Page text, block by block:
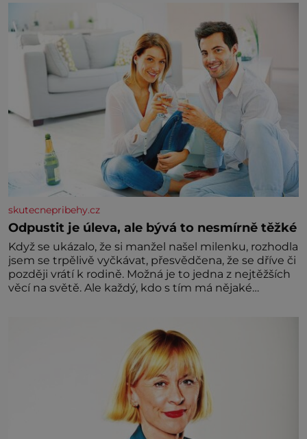
skutecnepribehy.cz
Odpustit je úleva, ale bývá to nesmírně těžké
Když se ukázalo, že si manžel našel milenku, rozhodla
jsem se trpělivě vyčkávat, přesvědčena, že se dříve či
později vrátí k rodině. Možná je to jedna z nejtěžších
věcí na světě. Ale každý, kdo s tím má nějaké